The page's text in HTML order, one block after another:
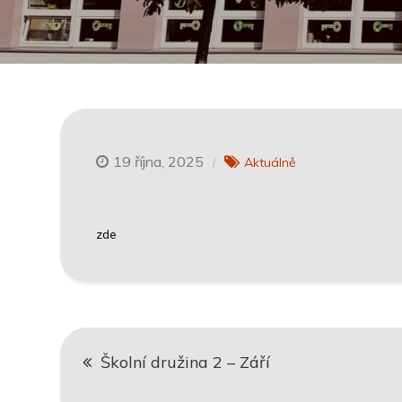
19 října, 2025 Aktuálně
zde
Navigace
Školní družina 2 – Září